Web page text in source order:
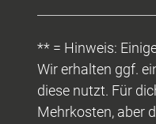
** = Hinweis:
Wir erhalten ggf.
diese nutzt. Für
Mehrkosten, aber